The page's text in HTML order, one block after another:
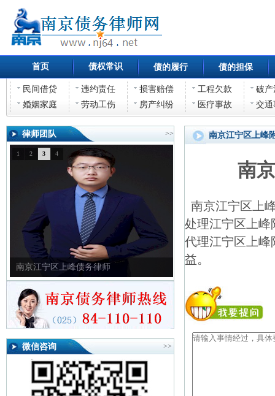
首页 债权常识 债的履行 债的担保
民间借贷 违约责任 损害赔偿 工程欠款
破产
婚姻家庭
劳动工伤 房产纠纷 医疗事故 交通
律师团队 >>
南京江宁区上峰债权债务律师
1 2 3 4
微信咨询 >>
南京江宁区上峰
南
南京江宁区上
处理江宁区上峰
代理江宁区上峰
益。